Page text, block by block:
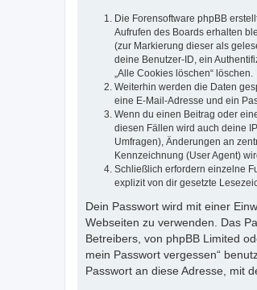
Die Forensoftware phpBB
Aufrufen des Boards erhalten
(zur Markierung dieser als
deine Benutzer-ID, ein
„Alle Cookies löschen“ löschen.
Weiterhin werden die Daten
eine E-Mail-Adresse und ein
Wenn du einen Beitrag oder
diesen Fällen wird auch deine
Umfragen), Änderungen an
Kennzeichnung (User Agent)
Schließlich erfordern einzelne
explizit von dir gesetzte
Dein Passwort wird mit einer
Webseiten zu verwenden. Das
Betreibers, von phpBB Limited
mein Passwort vergessen“
Passwort an diese Adresse, mit